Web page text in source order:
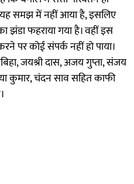
समझ में नहीं आया है, इसलिए
झंडा फहराया गया है। वहीं इस
पर कोई संपर्क नहीं हो पाया।
जयश्री दास, अजय गुप्ता, संजय
कुमार, चंदन साव सहित काफी